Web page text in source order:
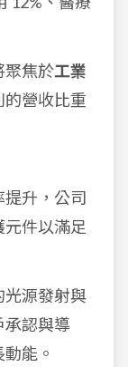
聚焦於工業
營收比重
提升，公司
件以滿足
光源發射與
承認與導
能。